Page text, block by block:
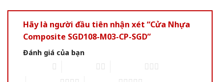
Hãy là người đầu tiên nhận xét “Cửa Nhựa
Composite SGD108-M03-CP-SGD”
Đánh giá của bạn